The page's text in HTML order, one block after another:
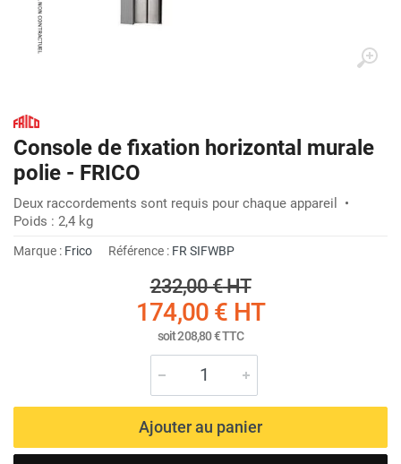
Console de fixation horizontal murale
polie - FRICO
Deux raccordements sont requis pour chaque appareil •
Poids : 2,4 kg
Marque : Frico Référence : FR SIFWBP
232,00 €HT
174,00 € HT
soit208,80 €TTC
Ajouter au panier